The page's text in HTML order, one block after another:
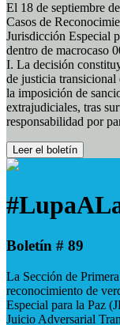
El 18 de septiembre
Casos de
Jurisdicción Especial
dentro de macrocaso
I. La decisión
de justicia
la imposición de
extrajudiciales, tras
responsabilidad por
Leer el boletín
Boletín # 89
La Sección de
reconocimiento de
Especial para la Paz
Juicio Adversarial